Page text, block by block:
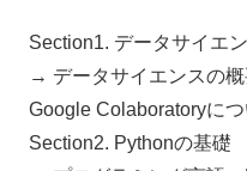
Section1. データサイエ
→ データサイエンスの
Google Colaboratoryにつ
Section2. Pythonの基礎